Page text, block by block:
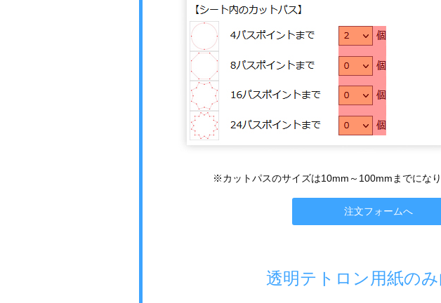
※カットパスのサイズは10mm～100mmまでにな
注文フォームへ
透明テトロン用紙の